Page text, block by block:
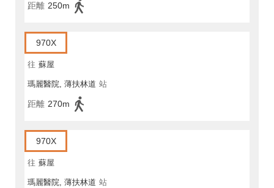
距離 250m
970X
往 蘇屋
瑪麗醫院, 薄扶林道 站
距離 270m
970X
往 蘇屋
瑪麗醫院, 薄扶林道 站